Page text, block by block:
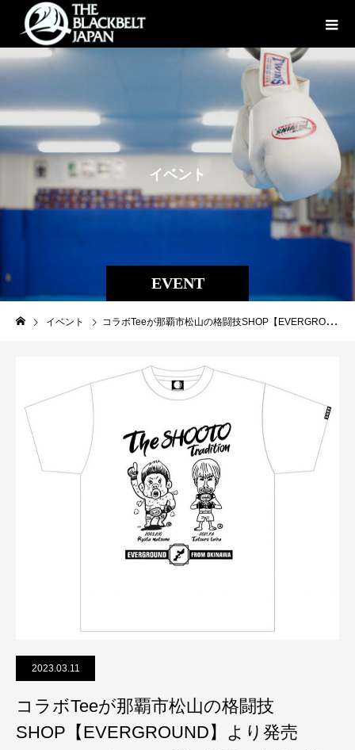
EVENT
イベン ト
イベント コラボTeeが那覇市松山の格闘技SHOP【EVERGROUND】より発売
2023.03.11
コラボTeeが那覇市松山の格闘技
SHOP【EVERGROUND】より発売